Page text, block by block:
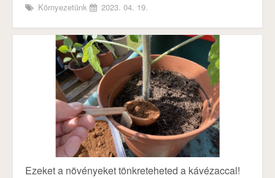
Környezetünk 2023. 04. 19.
Ezeket a növényeket tönkreteheted a kávézaccal!